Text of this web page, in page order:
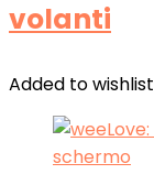
volanti
Added to wishlist